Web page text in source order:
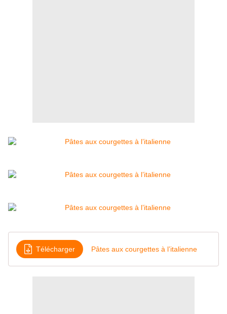
Télécharger Pâtes aux courgettes à l’italienne